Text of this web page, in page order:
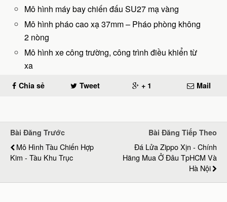
Mô hình máy bay chiến đấu SU27 mạ vàng
Mô hình pháo cao xạ 37mm – Pháo phòng không
2 nòng
Mô hình xe công trường, công trình điều khiển từ
xa
Chia sẻ Tweet + 1 Mail
Bài Đăng Trước
Mô Hình Tàu Chiến Hợp
Kim - Tàu Khu Trục
Bài Đăng Tiếp Theo
Đá Lửa Zippo Xịn - Chính
Hãng Mua Ở Đâu TpHCM Và
Hà Nội